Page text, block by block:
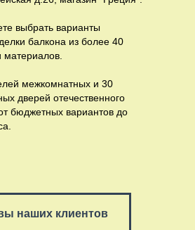
выбрать варианты
балкона из более 40
материалов.
межкомнатных и 30
дверей отечественного
бюджетных вариантов до
наших клиентов